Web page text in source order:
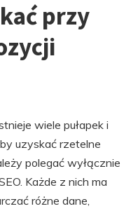
przy
wiele pułapek i
uzyskać rzetelne
polegać wyłącznie
Każde z nich ma
różne dane,